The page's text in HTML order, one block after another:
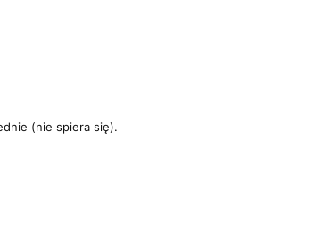
(nie spiera się).